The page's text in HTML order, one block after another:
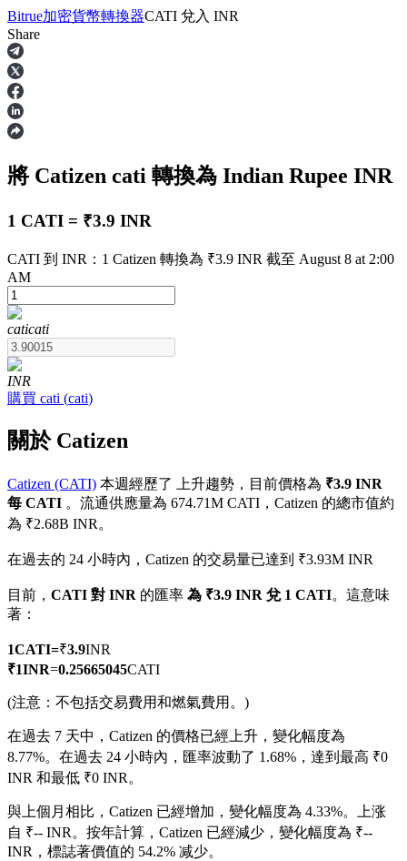
合約
多種以USDT結算的永續合約
幣本位永續
以數字貨幣為保證金的永續合約
美股、外匯、貴金屬及大宗商品衍生性商品
USDC永續
Bitrue加密貨幣轉換器CATI 兌入 INR
Share
將 Catizen cati 轉換為 Indian Rupee INR
1 CATI = ₹3.9 INR
CATI 到 INR：1 Catizen 轉換為 ₹3.9 INR 截至 August 8 at 2:00
AM
caticati
INR
購買 cati (cati)
關於 Catizen
Catizen (CATI) 本週經歷了 上升趨勢，目前價格為 ₹3.9 INR
每 CATI 。流通供應量為 674.71M CATI，Catizen 的總市值約
為 ₹2.68B INR。
在過去的 24 小時內，Catizen 的交易量已達到 ₹3.93M INR
目前， CATI 對 INR 的匯率 為 ₹3.9 INR 兌 1 CATI。這意味
著：
1CATI=₹3.9INR
₹1INR=0.25665045CATI
(注意：不包括交易費用和燃氣費用。)
在過去 7 天中，Catizen 的價格已經上升，變化幅度為
8.77%。 在過去 24 小時內，匯率波動了 1.68%，達到最高 ₹0
INR 和最低 ₹0 INR。
與上個月相比，Catizen 已經增加，變化幅度為 4.33%。上涨
自 ₹-- INR。 按年計算，Catizen 已經減少，變化幅度為 ₹--
INR，標誌著價值的 54.2% 减少。